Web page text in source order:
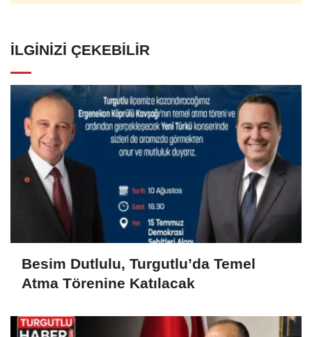
İLGINIZI ÇEKEBILIR
Besim Dutlulu, Turgutlu’da Temel
Atma Törenine Katılacak